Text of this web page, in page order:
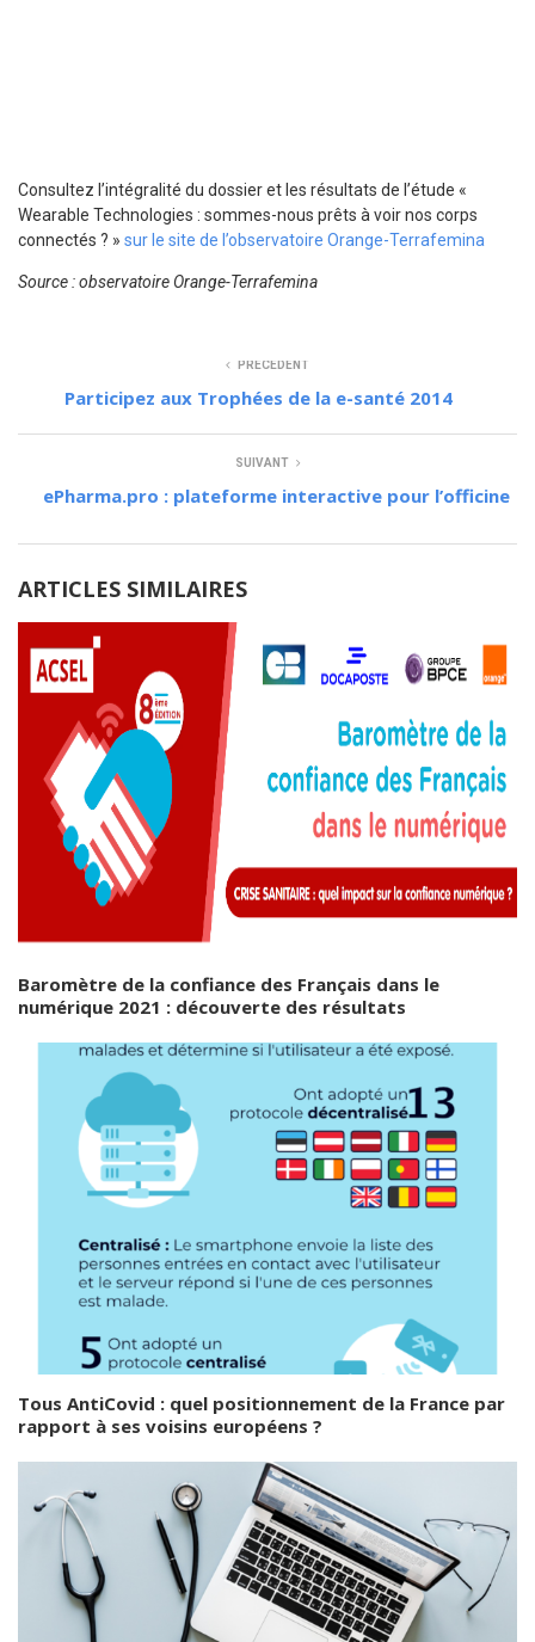
Consultez l’intégralité du dossier et les résultats de l’étude «
Wearable Technologies : sommes-nous prêts à voir nos corps
connectés ? » sur le site de l’observatoire Orange-Terrafemina
Source : observatoire Orange-Terrafemina
PRÉCÉDENT
Participez aux Trophées de la e-santé 2014
SUIVANT
ePharma.pro : plateforme interactive pour l’officine
ARTICLES SIMILAIRES
Baromètre de la confiance des Français dans le
numérique 2021 : découverte des résultats
Tous AntiCovid : quel positionnement de la France par
rapport à ses voisins européens ?